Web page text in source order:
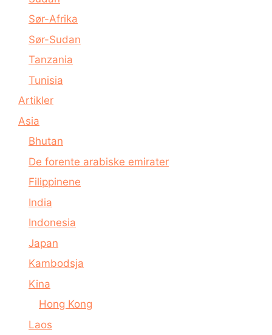
Sør-Afrika
Sør-Sudan
Tanzania
Tunisia
Artikler
Asia
Bhutan
De forente arabiske emirater
Filippinene
India
Indonesia
Japan
Kambodsja
Kina
Hong Kong
Laos